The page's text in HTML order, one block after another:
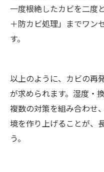
一度根絶したカビを二度
＋防カビ処理」までワン
す。
以上のように、カビの再
が求められます。湿度・
複数の対策を組み合わせ
境を作り上げることが、
う。